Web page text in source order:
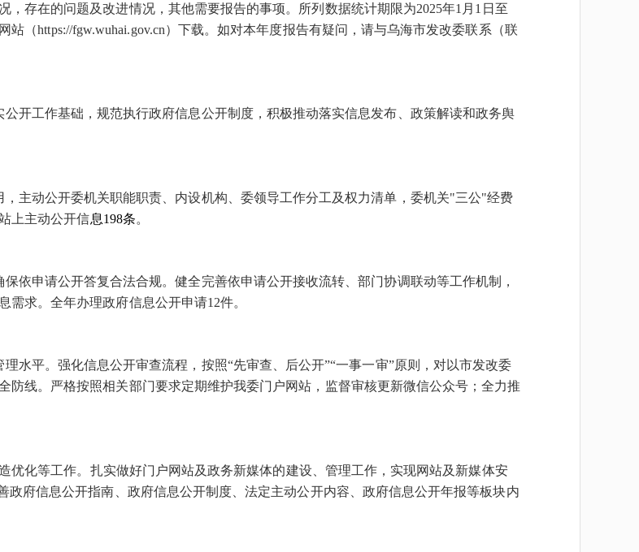
存在的问题及改进情况，其他需要报告的事项。所列数据统计期限为2025年1月1日至
（https://fgw.wuhai.gov.cn）下载。如对本年度报告有疑问，请与乌海市发改委联系（联
开工作基础，规范执行政府信息公开制度，积极推动落实信息发布、政策解读和政务舆
主动公开委机关职能职责、内设机构、委领导工作分工及权力清单，委机关"三公"经费
上主动公开信息198条。
依申请公开答复合法合规。健全完善依申请公开接收流转、部门协调联动等工作机制，
需求。全年办理政府信息公开申请12件。
水平。强化信息公开审查流程，按照“先审查、后公开”“一事一审”原则，对以市发改委
线。严格按照相关部门要求定期维护我委门户网站，监督审核更新微信公众号；全力推
化等工作。扎实做好门户网站及政务新媒体的建设、管理工作，实现网站及新媒体安
府信息公开指南、政府信息公开制度、法定主动公开内容、政府信息公开年报等板块内